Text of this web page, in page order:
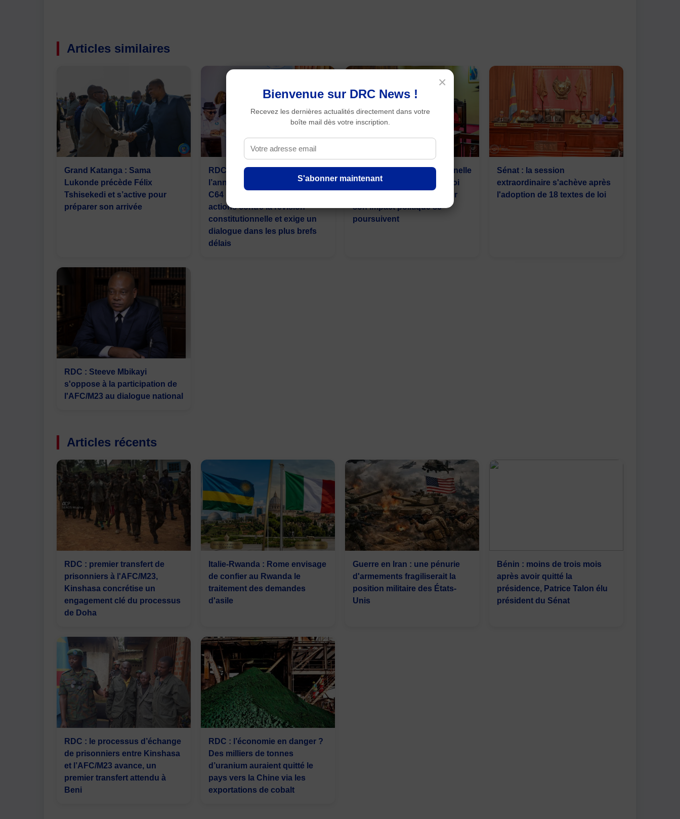
Articles similaires
Grand Katanga : Sama
Lukonde précède Félix
Tshisekedi et s’active pour
préparer son arrivée
RDC : Déçue après
l’annulation de sa marche, la
C64 menace de nouvelles
actions contre la révision
constitutionnelle et exige un
dialogue dans les plus brefs
délais
RDC : la Cour constitutionnelle
valide sous conditions la loi
référendaire, les débats sur
son impact politique se
poursuivent
Sénat : la session
extraordinaire s'achève après
l'adoption de 18 textes de loi
RDC : Steeve Mbikayi
s'oppose à la participation de
l'AFC/M23 au dialogue national
Articles récents
RDC : premier transfert de
prisonniers à l'AFC/M23,
Kinshasa concrétise un
engagement clé du processus
de Doha
Italie-Rwanda : Rome envisage
de confier au Rwanda le
traitement des demandes
d'asile
Guerre en Iran : une pénurie
d'armements fragiliserait la
position militaire des États-
Unis
Bénin : moins de trois mois
après avoir quitté la
présidence, Patrice Talon élu
président du Sénat
RDC : le processus d’échange
de prisonniers entre Kinshasa
et l’AFC/M23 avance, un
premier transfert attendu à
Beni
RDC : l’économie en danger ?
Des milliers de tonnes
d’uranium auraient quitté le
pays vers la Chine via les
exportations de cobalt
×
Bienvenue sur DRC News !
Recevez les dernières actualités directement dans votre
boîte mail dès votre inscription.
S'abonner maintenant